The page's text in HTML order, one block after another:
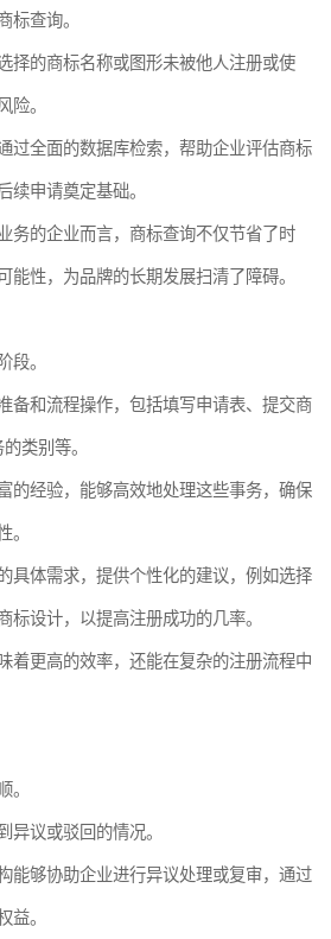
标查询。
择的商标名称或图形未被他人注册或使
险。
过全面的数据库检索，帮助企业评估商标
续申请奠定基础。
务的企业而言，商标查询不仅节省了时
能性，为品牌的长期发展扫清了障碍。
段。
备和流程操作，包括填写申请表、提交商
类别等。
的经验，能够高效地处理这些事务，确保
。
具体需求，提供个性化的建议，例如选择
标设计，以提高注册成功的几率。
着更高的效率，还能在复杂的注册流程中
。
异议或驳回的情况。
能够协助企业进行异议处理或复审，通过
益。